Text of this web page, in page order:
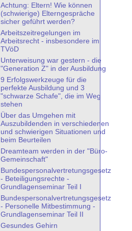
Achtung: Eltern! Wie können
(schwierige) Elterngespräche
sicher geführt werden?
Arbeitszeitregelungen im
Arbeitsrecht - insbesondere im
TVöD
Unterweisung war gestern - die
"Generation Z" in der Ausbildung
9 Erfolgswerkzeuge für die
perfekte Ausbildung und 3
"schwarze Schafe", die im Weg
stehen
Über das Umgehen mit
Auszubildenden in verschiedenen
und schwierigen Situationen und
beim Beurteilen
Dreamteam werden in der "Büro-
Gemeinschaft"
Bundespersonalvertretungsgesetz
- Beteiligungsrechte -
Grundlagenseminar Teil I
Bundespersonalvertretungsgesetz
- Personelle Mitbestimmung -
Grundlagenseminar Teil II
Gesundes Gehirn